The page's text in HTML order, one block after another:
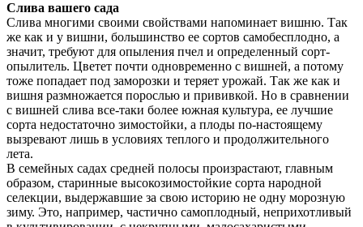
Слива вашего сада
Слива многими своими свойствами напоминает вишню. Так
же как и у вишни, большинство ее сортов самобесплодно, а
значит, требуют для опыления пчел и определенный сорт-
опылитель. Цветет почти одновременно с вишней, а потому
тоже попадает под заморозки и теряет урожай. Так же как и
вишня размножается порослью и прививкой. Но в сравнении
с вишней слива все-таки более южная культура, ее лучшие
сорта недостаточно зимостойки, а плоды по-настоящему
вызревают лишь в условиях теплого и продолжительного
лета.
В семейных садах средней полосы произрастают, главным
образом, старинные высокозимостойкие сорта народной
селекции, выдержавшие за свою историю не одну морозную
зиму. Это, например, частично самоплодный, неприхотливый